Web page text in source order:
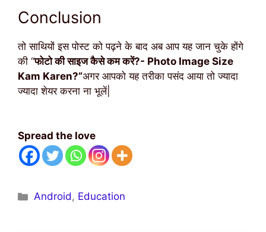
Conclusion
तो साथियों इस पोस्ट को पढ़ने के बाद अब आप यह जान चुके होंगे
की “फोटो की साइज कैसे कम करें?- Photo Image Size
Kam Karen?”अगर आपको यह तरीका पसंद आया तो ज्यादा
ज्यादा शेयर करना ना भूलें|
Spread the love
Categories
Android, Education